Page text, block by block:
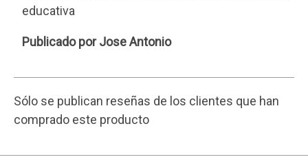
educativa
Jose
Publicado por Jose Antonio
Sólo se publican reseñas de los clientes que han
comprado este producto